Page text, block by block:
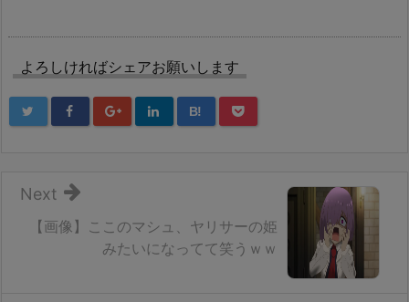
よろしければシェアお願いします
B!
【画像】ここのマシュ、ヤリサーの姫
みたいになってて笑うｗｗ
Next